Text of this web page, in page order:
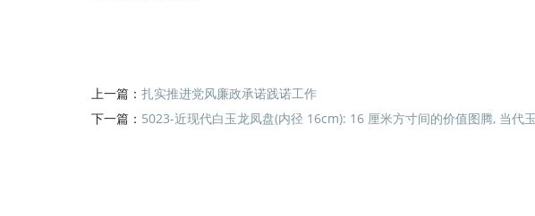
上一篇： 扎实推进党风廉政承诺践诺工作
下一篇： 5023-近现代白玉龙凤盘(内径 16cm): 16 厘米方寸间的价值图腾, 当代